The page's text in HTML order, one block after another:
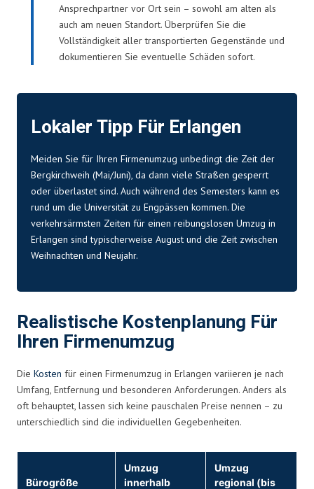
Ansprechpartner vor Ort sein – sowohl am alten als
auch am neuen Standort. Überprüfen Sie die
Vollständigkeit aller transportierten Gegenstände und
dokumentieren Sie eventuelle Schäden sofort.
Lokaler Tipp Für Erlangen
Meiden Sie für Ihren Firmenumzug unbedingt die Zeit der
Bergkirchweih (Mai/Juni), da dann viele Straßen gesperrt
oder überlastet sind. Auch während des Semesters kann es
rund um die Universität zu Engpässen kommen. Die
verkehrsärmsten Zeiten für einen reibungslosen Umzug in
Erlangen sind typischerweise August und die Zeit zwischen
Weihnachten und Neujahr.
Realistische Kostenplanung Für
Ihren Firmenumzug
Die Kosten für einen Firmenumzug in Erlangen variieren je nach
Umfang, Entfernung und besonderen Anforderungen. Anders als
oft behauptet, lassen sich keine pauschalen Preise nennen – zu
unterschiedlich sind die individuellen Gegebenheiten.
Bürogröße
Umzug
innerhalb
Umzug
regional (bis